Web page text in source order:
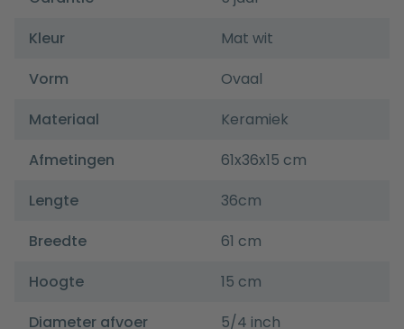
Kleur
Mat wit
Vorm
Ovaal
Materiaal
Keramiek
Afmetingen
61x36x15 cm
Lengte
36cm
Breedte
61 cm
Hoogte
15 cm
Diameter afvoer
5/4 inch